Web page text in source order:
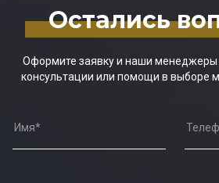
Остались
Оформите заявку и наши менеджеры
консультации или помощи в выборе